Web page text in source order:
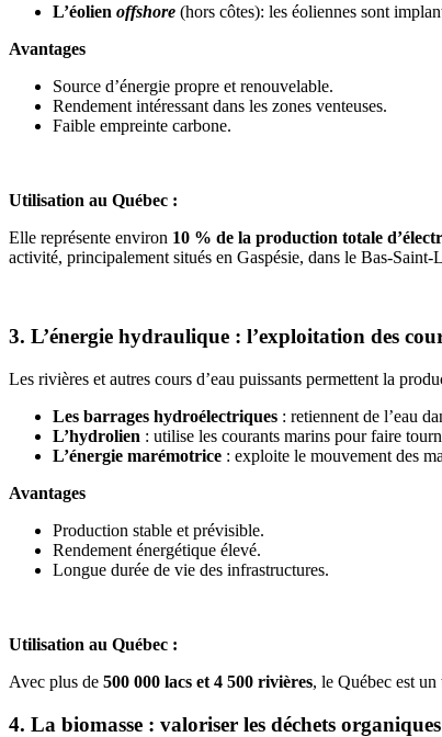
L’éolien offshore (hors côtes): les éoliennes sont
Avantages
Source d’énergie propre et renouvelable.
Rendement intéressant dans les zones venteuses.
Faible empreinte carbone.
Utilisation au Québec :
Elle représente environ 10 % de la production totale
activité, principalement situés en Gaspésie, dans le Bas-
3. L’énergie hydraulique : l’exploitation des
Les rivières et autres cours d’eau puissants permettent la
Les barrages hydroélectriques : retiennent de l’eau
L’hydrolien : utilise les courants marins pour faire
L’énergie marémotrice : exploite le mouvement des
Avantages
Production stable et prévisible.
Rendement énergétique élevé.
Longue durée de vie des infrastructures.
Utilisation au Québec :
Avec plus de 500 000 lacs et 4 500 rivières, le Québec est
4. La biomasse : valoriser les déchets organiques